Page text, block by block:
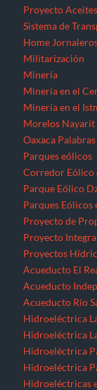
Proyecto
Sistema de
Home
Militarización
Minería
Minería en el
Minería en el
Morelos Nayarit
Oaxaca
Parques eólicos
Corredor Eólico
Parque Eólico
Parques
Proyecto de
Proyecto
Proyectos
Acueducto El
Acueducto
Acueducto Río
Hidroeléctrica
Hidroeléctrica
Hidroeléctrica
Hidroeléctrica
Hidroeléctricas